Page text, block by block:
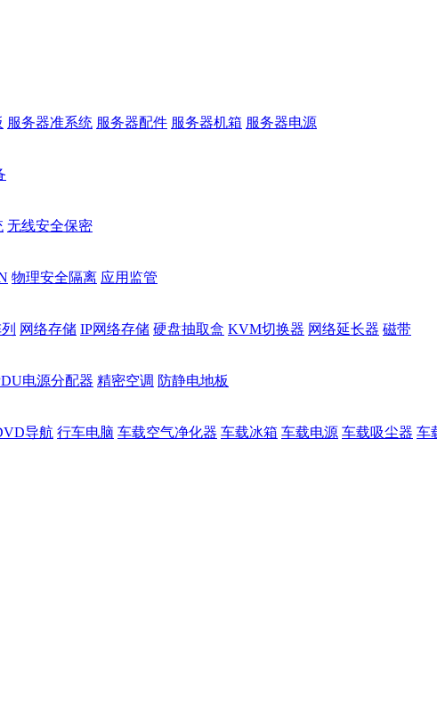
服务器准系统 服务器配件 服务器机箱 服务器电源
无线安全保密
物理安全隔离 应用监管
网络存储 IP网络存储 硬盘抽取盒 KVM切换器 网络延长器 磁带
电源分配器 精密空调 防静电地板
导航 行车电脑 车载空气净化器 车载冰箱 车载电源 车载吸尘器 车